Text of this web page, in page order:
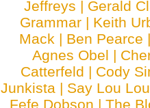
Jeffreys | Gerald
Grammar | Keith
Mack | Ben Pearce
Agnes Obel |
Catterfeld | Cody
Junkista | Say Lou Lou
Fefe Dobson | The